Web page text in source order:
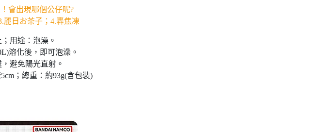
會出現哪個公仔呢?
麗日お茶子；4.轟焦凍
用途：泡澡。
溶化後，即可泡澡。
避免陽光直射。
；總重：約93g(含包裝)